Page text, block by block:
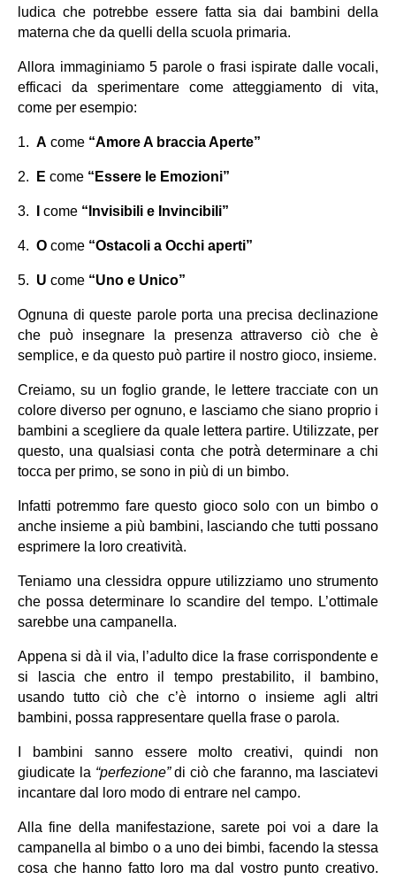
ludica che potrebbe essere fatta sia dai bambini della
materna che da quelli della scuola primaria.
Allora immaginiamo 5 parole o frasi ispirate dalle vocali,
efficaci da sperimentare come atteggiamento di vita,
come per esempio:
1. A come “Amore A braccia Aperte”
2. E come “Essere le Emozioni”
3. come “Invisibili e Invincibili”
4. O come “Ostacoli a Occhi aperti”
5. U come “Uno e Unico”
Ognuna di queste parole porta una precisa declinazione
che può insegnare la presenza attraverso ciò che è
semplice, e da questo può partire il nostro gioco, insieme.
Creiamo, su un foglio grande, le lettere tracciate con un
colore diverso per ognuno, e lasciamo che siano proprio i
bambini a scegliere da quale lettera partire. Utilizzate, per
questo, una qualsiasi conta che potrà determinare a chi
tocca per primo, se sono in più di un bimbo.
Infatti potremmo fare questo gioco solo con un bimbo o
anche insieme a più bambini, lasciando che tutti possano
esprimere la loro creatività.
Teniamo una clessidra oppure utilizziamo uno strumento
che possa determinare lo scandire del tempo. L’ottimale
sarebbe una campanella.
Appena si dà il via, l’adulto dice la frase corrispondente e
si lascia che entro il tempo prestabilito, il bambino,
usando tutto ciò che c’è intorno o insieme agli altri
bambini, possa rappresentare quella frase o parola.
I bambini sanno essere molto creativi, quindi non
giudicate la “perfezione” di ciò che faranno, ma lasciatevi
incantare dal loro modo di entrare nel campo.
Alla fine della manifestazione, sarete poi voi a dare la
campanella al bimbo o a uno dei bimbi, facendo la stessa
cosa che hanno fatto loro ma dal vostro punto creativo.